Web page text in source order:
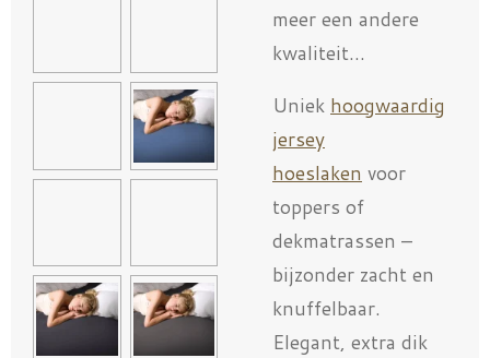
meer een andere
kwaliteit...
Uniek hoogwaardig
jersey
hoeslaken voor
toppers of
dekmatrassen –
bijzonder zacht en
knuffelbaar.
Elegant, extra dik